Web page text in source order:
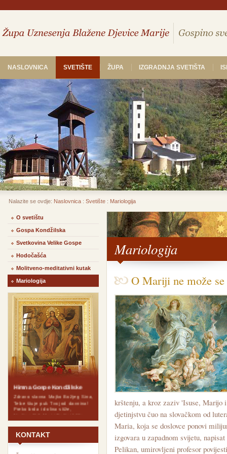
NASLOVNICA SVETIŠTE ŽUPA IZGRADNJA SVETIŠTA
Nalazite se ovdje: Naslovnica : Svetište : Mariologija
O svetištu
Gospa Kondžilska
Svetkovina Velike Gospe
Hodočašća
Molitveno-meditativni kutak
Mariologija
Tebe štuje puk Tvoj od davnina!
Preko brda i dolina stiže,
Na Kondžilo Majci Božjoj bliže.
Pogled svoj na vjerni narod svrati,
Dragi lik tvoj nek nas posvud prati!
KONTAKT
Mariologija
O Mariji ne može
krštenju, a kroz zaziv 'Isuse, Marijo
djetinjstvu čuo na slovačkom od
Maria, koja se doslovce ponovi
izgovara u zapadnom svijetu,
Pelikan, umirovljeni profesor